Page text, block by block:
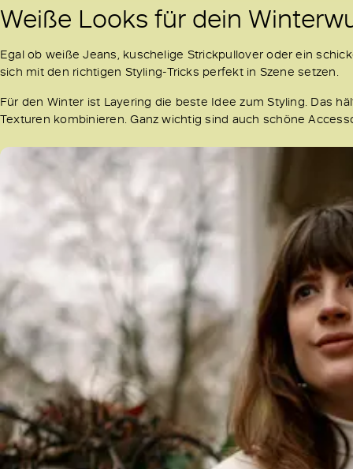
Weiße Looks für dein
Egal ob weiße Jeans, kuschelige Strickpullover oder ein
sich mit den richtigen Styling-Tricks perfekt in Szene setzen.
Für den Winter ist Layering die beste Idee zum Styling. Das
Texturen kombinieren. Ganz wichtig sind auch schöne